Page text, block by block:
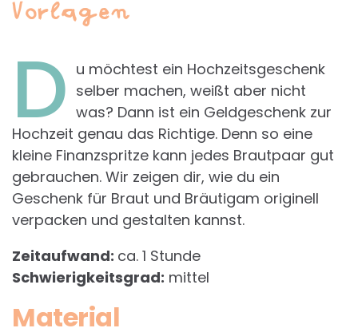
Vorlagen
D u möchtest ein Hochzeitsgeschenk
selber machen, weißt aber nicht
was? Dann ist ein Geldgeschenk zur
Hochzeit genau das Richtige. Denn so eine
kleine Finanzspritze kann jedes Brautpaar gut
gebrauchen. Wir zeigen dir, wie du ein
Geschenk für Braut und Bräutigam originell
verpacken und gestalten kannst.
Zeitaufwand: ca. 1 Stunde
Schwierigkeitsgrad: mittel
Material